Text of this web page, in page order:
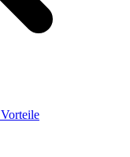
Vorteile